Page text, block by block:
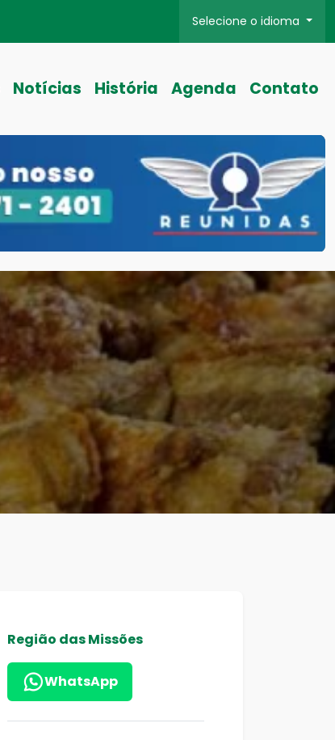
Selecione o idioma
Notícias História Agenda Contato
Região das Missões
WhatsApp